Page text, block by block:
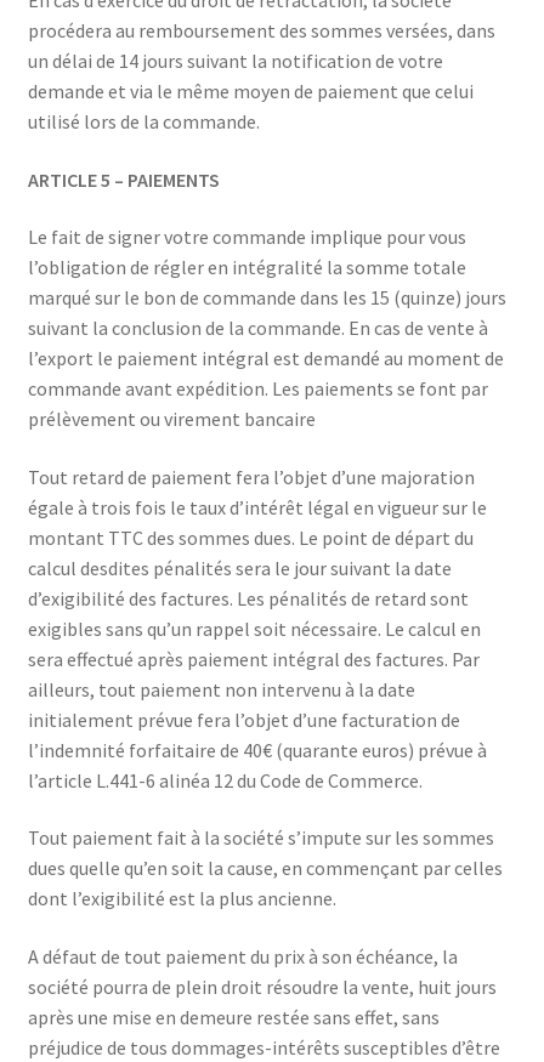
procédera au remboursement des sommes versées, dans
un délai de 14 jours suivant la notification de votre
demande et via le même moyen de paiement que celui
utilisé lors de la commande.
ARTICLE 5 – PAIEMENTS
Le fait de signer votre commande implique pour vous
l’obligation de régler en intégralité la somme totale
marqué sur le bon de commande dans les 15 (quinze) jours
suivant la conclusion de la commande. En cas de vente à
l’export le paiement intégral est demandé au moment de
commande avant expédition. Les paiements se font par
prélèvement ou virement bancaire
Tout retard de paiement fera l’objet d’une majoration
égale à trois fois le taux d’intérêt légal en vigueur sur le
montant TTC des sommes dues. Le point de départ du
calcul desdites pénalités sera le jour suivant la date
d’exigibilité des factures. Les pénalités de retard sont
exigibles sans qu’un rappel soit nécessaire. Le calcul en
sera effectué après paiement intégral des factures. Par
ailleurs, tout paiement non intervenu à la date
initialement prévue fera l’objet d’une facturation de
l’indemnité forfaitaire de 40€ (quarante euros) prévue à
l’article L.441-6 alinéa 12 du Code de Commerce.
Tout paiement fait à la société s’impute sur les sommes
dues quelle qu’en soit la cause, en commençant par celles
dont l’exigibilité est la plus ancienne.
A défaut de tout paiement du prix à son échéance, la
société pourra de plein droit résoudre la vente, huit jours
après une mise en demeure restée sans effet, sans
préjudice de tous dommages-intérêts susceptibles d’être